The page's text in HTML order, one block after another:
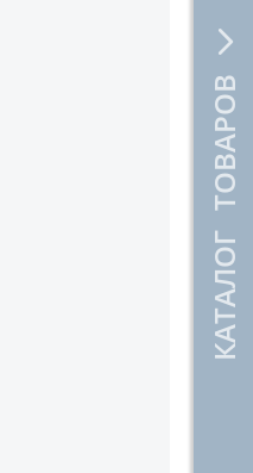
КАТАЛОГ ТОВАРОВ